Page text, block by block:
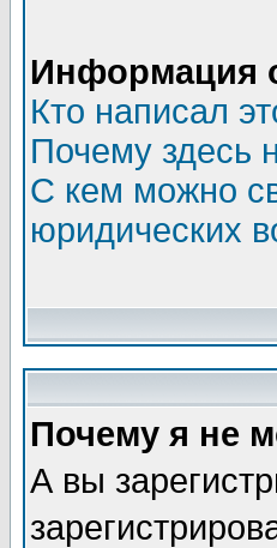
Информация
Кто написал
Почему здесь
С кем можно
юридических
Почему я не
А вы